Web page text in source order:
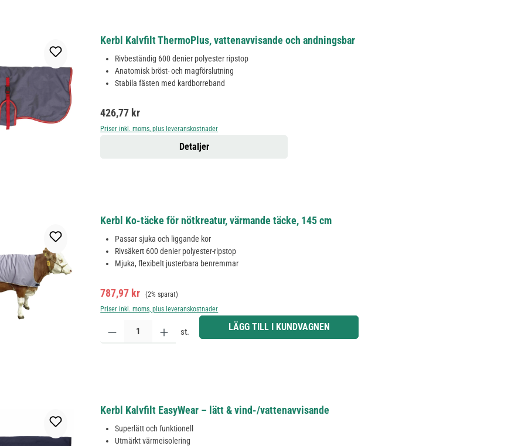
Kerbl Kalvfilt ThermoPlus, vattenavvisande och andningsbar
Rivbeständig 600 denier polyester ripstop
Anatomisk bröst- och magförslutning
Stabila fästen med kardborreband
Ordinarie pris:
426,77 kr
Priser inkl. moms, plus leveranskostnader
Detaljer
Kerbl Ko-täcke för nötkreatur, värmande täcke, 145 cm
Passar sjuka och liggande kor
Rivsäkert 600 denier polyester-ripstop
Mjuka, flexibelt justerbara benremmar
Försäljningspris:
787,97 kr Ordinarie pris:
(2% sparat)
Priser inkl. moms, plus leveranskostnader
Produktkvantitet: Ange önskat belopp eller använd knapparna för att öka eller minska kvantiteten.
st. LÄGG TILL I KUNDVAGNEN
Kerbl Kalvfilt EasyWear – lätt & vind-/vattenavvisande
Superlätt och funktionell
Utmärkt värmeisolering